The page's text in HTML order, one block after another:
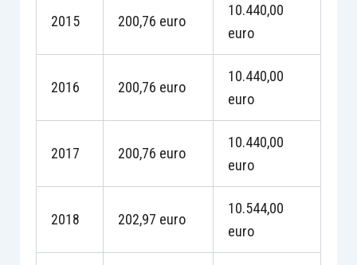
2015 200,76 euro
10.440,00
euro
2016 200,76 euro
10.440,00
euro
2017 200,76 euro
10.440,00
euro
2018 202,97 euro
10.544,00
euro